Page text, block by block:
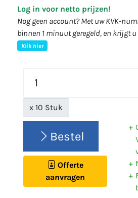
Log in voor netto prijzen!
Nog geen account? Met uw KVK-
binnen 1 minuut geregeld, en krijgt
Klik hier
x 10 Stuk
Bestel
Offerte
aanvragen